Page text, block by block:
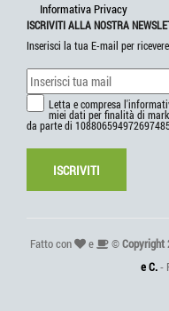
Informativa Privacy
ISCRIVITI ALLA NOSTRA
Inserisci la tua E-mail per
Letta e compresa
miei dati per finalità di
da parte di
ISCRIVITI
Fatto con e ©Copyright
e C.-